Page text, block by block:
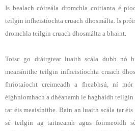
Is bealach cóireála dromchla coitianta é
teilgin infheistíochta cruach dhosmálta. Is
dromchla teilgin cruach dhosmálta a bhaint.
Toisc go dtáirgtear luaith scála dubh nó
meaisínithe teilgin infheistíochta cruach
fhriotaíocht creimeadh a fheabhsú, ní
éighníomhach a dhéanamh le haghaidh
tar éis meaisínithe. Bain an luaith scála tar
sé teilgin ag taitneamh agus foirmeoidh